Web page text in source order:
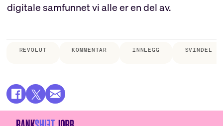
digitale samfunnet vi alle er en del av.
REVOLUT KOMMENTAR INNLEGG SVINDEL